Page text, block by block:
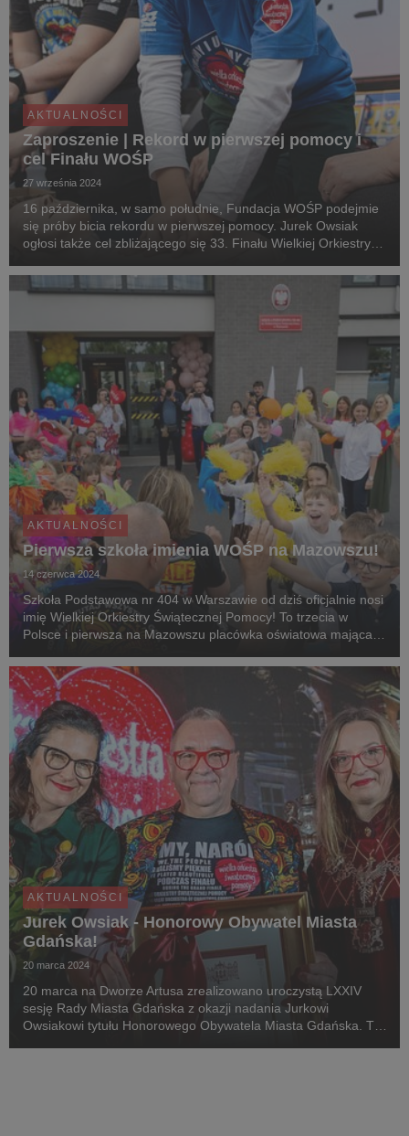
AKTUALNOŚCI
Zaproszenie | Rekord w pierwszej pomocy i
cel Finału WOŚP
27 września 2024
16 października, w samo południe, Fundacja WOŚP podejmie
się próby bicia rekordu w pierwszej pomocy. Jurek Owsiak
ogłosi także cel zbliżającego się 33. Finału Wielkiej Orkiestry
wydarzeniu zapraszamy do Gdyni - zgłoszen...
AKTUALNOŚCI
Pierwsza szkoła imienia WOŚP na Mazowszu!
14 czerwca 2024
Szkoła Podstawowa nr 404 w Warszawie od dziś oficjalnie nosi
imię Wielkiej Orkiestry Świątecznej Pomocy! To trzecia w
Polsce i pierwsza na Mazowszu placówka oświatowa mająca
AKTUALNOŚCI
Jurek Owsiak - Honorowy Obywatel Miasta
Gdańska!
20 marca 2024
20 marca na Dworze Artusa zrealizowano uroczystą LXXIV
sesję Rady Miasta Gdańska z okazji nadania Jurkowi
Owsiakowi tytułu Honorowego Obywatela Miasta Gdańska. To